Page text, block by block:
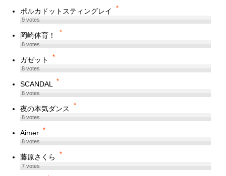
ポルカドットスティングレイ *
9votes
岡崎体育！ *
8votes
ガゼット *
8votes
SCANDAL *
8votes
夜の本気ダンス *
8votes
Aimer *
8votes
藤原さくら *
7votes